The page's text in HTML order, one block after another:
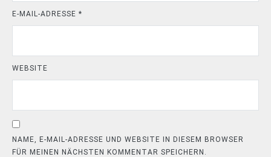
E-MAIL-ADRESSE *
WEBSITE
NAME, E-MAIL-ADRESSE UND WEBSITE IN DIESEM BROWSER
FÜR MEINEN NÄCHSTEN KOMMENTAR SPEICHERN.